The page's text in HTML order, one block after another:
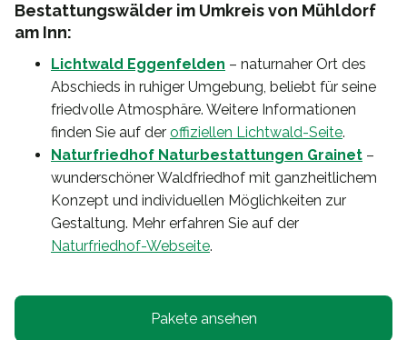
Bestattungswälder im Umkreis von Mühldorf
am Inn:
Lichtwald Eggenfelden – naturnaher Ort des
Abschieds in ruhiger Umgebung, beliebt für seine
friedvolle Atmosphäre. Weitere Informationen
finden Sie auf der offiziellen Lichtwald-Seite.
Naturfriedhof Naturbestattungen Grainet –
wunderschöner Waldfriedhof mit ganzheitlichem
Konzept und individuellen Möglichkeiten zur
Gestaltung. Mehr erfahren Sie auf der
Naturfriedhof-Webseite.
Pakete ansehen